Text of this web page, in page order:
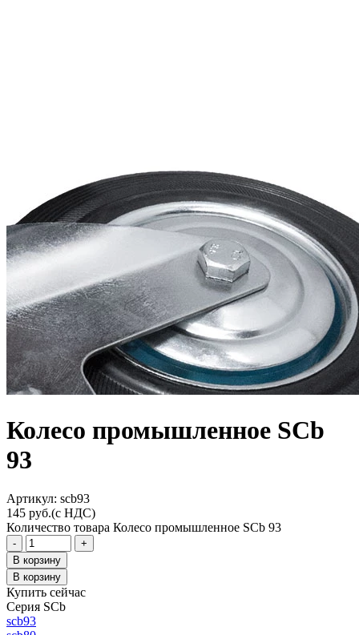
Колесо промышленное SCb
93
Aртикул: scb93
145 руб.(с НДС)
Количество товара Колесо промышленное SCb 93
-
+
В корзину
В корзину
Купить сейчас
Серия SCb
scb93